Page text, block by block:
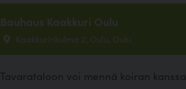
Bauhaus Kaakkuri Oulu
Kaakkurinkulma 2, Oulu, Oulu
Tavarataloon voi mennä koiran kanssa.